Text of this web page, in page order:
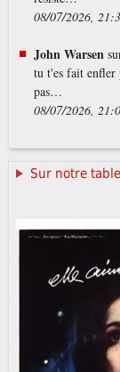
08/07/2026,
John Warsen
tu t'es fait enfler
pas…
08/07/2026,
Sur notre